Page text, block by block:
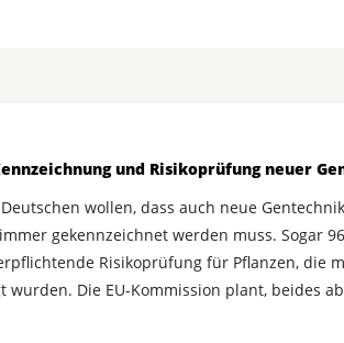
und Risikoprüfung neuer
wollen, dass auch neue
gekennzeichnet werden muss. Sogar
Risikoprüfung für Pflanzen, die
wurden. Die EU-Kommission plant, beides